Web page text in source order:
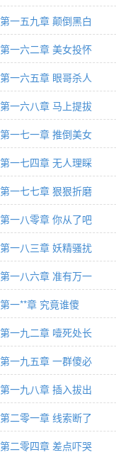
第一五九章 颠倒黑白
第一六二章 美女投怀
第一六五章 眼哥杀人
第一六八章 马上提拔
第一七一章 推倒美女
第一七四章 无人理睬
第一七七章 狠狠折磨
第一八零章 你从了吧
第一八三章 妖精骚扰
第一八六章 准有万一
第一**章 究竟谁傻
第一九二章 噎死处长
第一九五章 一群傻必
第一九八章 插入拔出
第二零一章 线索断了
第二零四章 差点吓哭